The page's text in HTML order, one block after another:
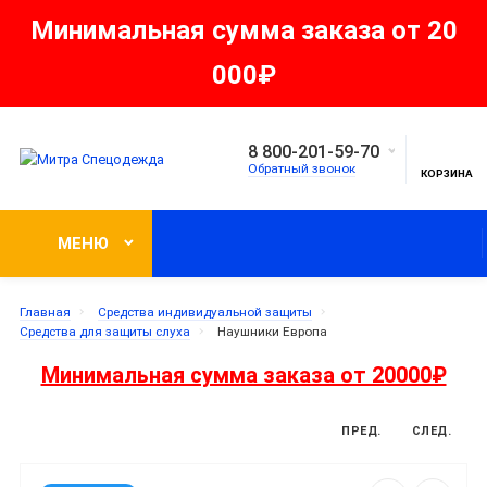
Минимальная сумма заказа от 20
000₽
8 800-201-59-70
Обратный звонок КОРЗИНА
МЕНЮ
Главная
Средства индивидуальной защиты
Средства для защиты слуха
Наушники Европа
Минимальная сумма заказа от 20000₽
ПРЕД. СЛЕД.